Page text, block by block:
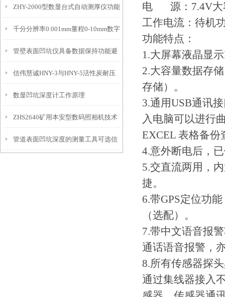
IP54级表头分辨率0.01mm量程
10mm！
ZHY-2000型数显台式自动测厚仪功能
特点
千分分辨率0.001mm量程0-10mm数字
埋头度仪技术参数！
管壁表面凹坑仪具备数据保持功能避
免测试过程中测针移动导致数据变动
信伟慧诚HNY-3与HNY-5活性炭耐压
强度测定仪技术参数！
数显凹坑深度计工作原理
ZHS2640矿用本安型数码照相机技术
参数！
管道表面凹坑深度的测量工具可选信
电 源：7.4V大
工作电流：待机
功能特点：
1.大屏幕液晶显
2.大容量数据存
存储）。
3.通用USB通讯
入电脑可以进行
EXCEL 表格备份
4.意外断电后，
5.交直流两用，
捷。
6.带GPS定位功
（选配）。
7.带中文语音报
通话语音报警，
8.所有传感器探
通过集线器接入